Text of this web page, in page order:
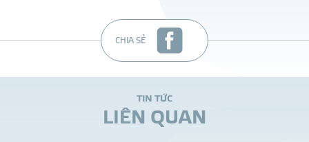
CHIA SẺ
TIN TỨC
LIÊN QUAN